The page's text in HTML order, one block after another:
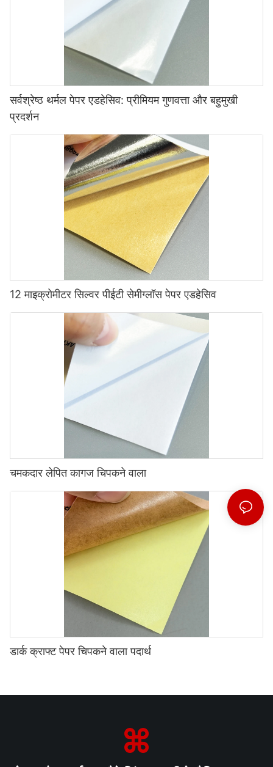
सर्वश्रेष्ठ थर्मल पेपर एडहेसिव: प्रीमियम गुणवत्ता और बहुमुखी
प्रदर्शन
12 माइक्रोमीटर सिल्वर पीईटी सेमीग्लॉस पेपर एडहेसिव
चमकदार लेपित कागज चिपकने वाला
डार्क क्राफ्ट पेपर चिपकने वाला पदार्थ